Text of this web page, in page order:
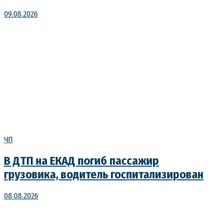
09.08.2026
ЧП
В ДТП на ЕКАД погиб пассажир
грузовика, водитель госпитализирован
08.08.2026